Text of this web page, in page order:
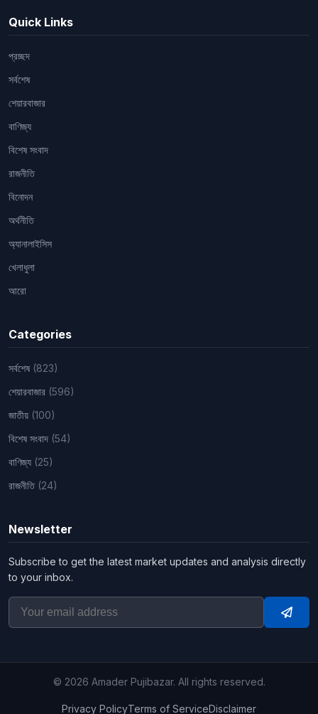
Quick Links
প্রচ্ছদ
সর্বশেষ
শেয়ারবাজার
বাণিজ্য
বিশেষ সংবাদ
রাজনীতি
বিনোদন
অর্থনীতি
অ্যানালাইসিস
খেলাধুলা
আরো
Categories
সর্বশেষ (823)
শেয়ারবাজার (596)
জাতীয় (100)
বিশেষ সংবাদ (54)
বাণিজ্য (25)
রাজনীতি (24)
Newsletter
Subscribe to get the latest market updates and analysis directly
to your inbox.
© 2026 Amader Pujibazar. All rights reserved.
Privacy PolicyTerms of ServiceDisclaimer